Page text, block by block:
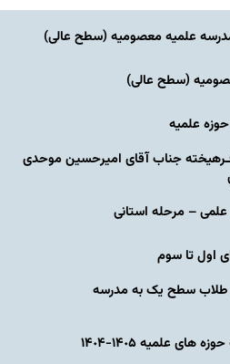
علمیه معصومیه‌ (سطح عالی)
(سطح عالی)
علمیه
جناب آقای امیرحسین موحدی
علمی – مرحله استانی
اول تا سوم
طلاب سطح یک به مدرسه
علمیه ١۴٠۵-١۴٠۴